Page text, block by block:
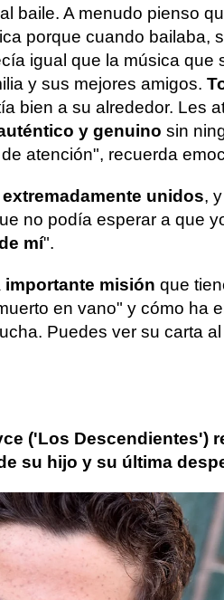
baile. A menudo pienso
porque cuando bailaba,
igual que la música que
y sus mejores amigos.
bien a su alrededor. Les
y genuino sin
atención", recuerda
extremadamente unidos,
no podía esperar a que
mí".
importante misión que
en vano" y cómo ha
Puedes ver su carta
('Los Descendientes')
su hijo y su última